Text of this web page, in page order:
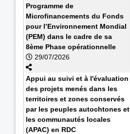
Programme de
Microfinancements du Fonds
pour l’Environnement Mondial
(PEM) dans le cadre de sa
8ème Phase opérationnelle
29/07/2026
Appui au suivi et à l'évaluation
des projets menés dans les
territoires et zones conservés
par les peuples autochtones et
les communautés locales
(APAC) en RDC